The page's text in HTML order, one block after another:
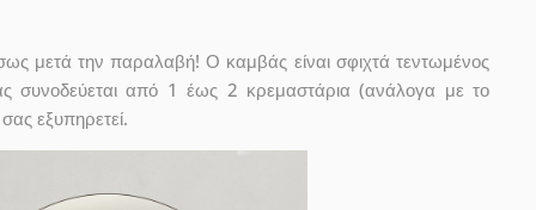
μετά την παραλαβή! Ο καμβάς είναι σφιχτά τεντωμένος
συνοδεύεται από 1 έως 2 κρεμαστάρια (ανάλογα με το
εξυπηρετεί.